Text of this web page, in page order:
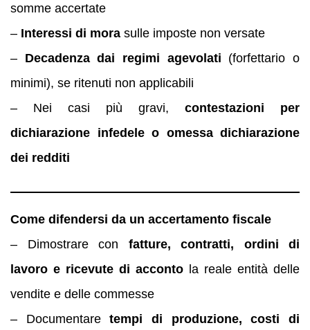
somme accertate
– Interessi di mora sulle imposte non versate
– Decadenza dai regimi agevolati (forfettario o
minimi), se ritenuti non applicabili
– Nei casi più gravi, contestazioni per
dichiarazione infedele o omessa dichiarazione
dei redditi
Come difendersi da un accertamento fiscale
– Dimostrare con fatture, contratti, ordini di
lavoro e ricevute di acconto la reale entità delle
vendite e delle commesse
– Documentaretempi di produzione, costi di